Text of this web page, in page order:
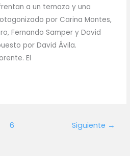
a un temazo y una
por Carina Montes,
Fernando Samper y David
por David Ávila.
El
6 Siguiente →